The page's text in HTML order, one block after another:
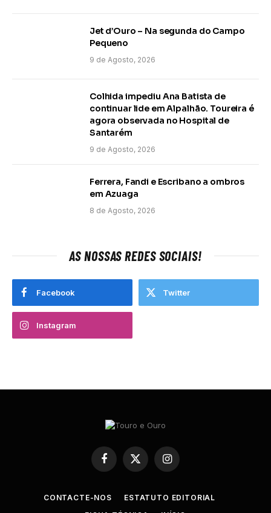
Jet d’Ouro – Na segunda do Campo
Pequeno
9 de Agosto, 2026
Colhida impediu Ana Batista de
continuar lide em Alpalhão. Toureira é
agora observada no Hospital de
Santarém
9 de Agosto, 2026
Ferrera, Fandi e Escribano a ombros
em Azuaga
8 de Agosto, 2026
AS NOSSAS REDES SOCIAIS!
Facebook Twitter
Instagram
Facebook
X
(Twitter)
Instagram
CONTACTE-NOS
ESTATUTO EDITORIAL